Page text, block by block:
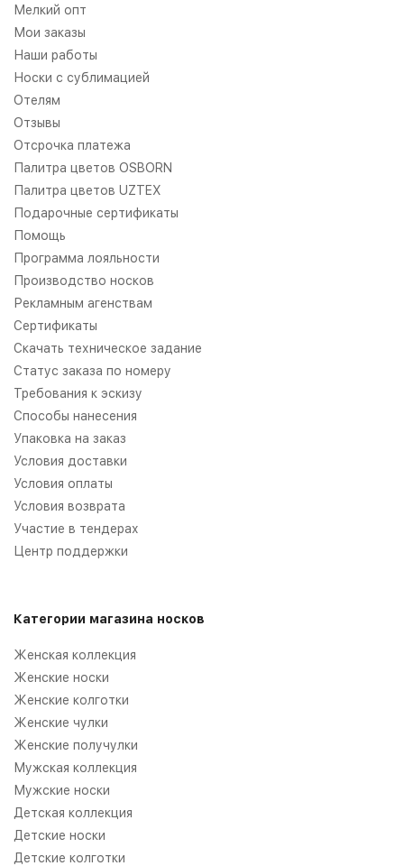
Мелкий опт
Мои заказы
Наши работы
Носки с сублимацией
Отелям
Отзывы
Отсрочка платежа
Палитра цветов OSBORN
Палитра цветов UZTEX
Подарочные сертификаты
Помощь
Программа лояльности
Производство носков
Рекламным агенствам
Сертификаты
Скачать техническое задание
Статус заказа по номеру
Требования к эскизу
Способы нанесения
Упаковка на заказ
Условия доставки
Условия оплаты
Условия возврата
Участие в тендерах
Центр поддержки
Категории магазина носков
Женская коллекция
Женские носки
Женские колготки
Женские чулки
Женские получулки
Мужская коллекция
Мужские носки
Детская коллекция
Детские носки
Детские колготки